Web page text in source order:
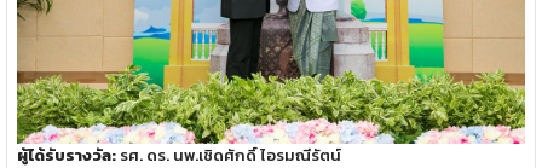
ผู้ได้รับรางวัล: รศ. ดร. นพ.เชิดศักดิ์ ไอรมณีรัตน์